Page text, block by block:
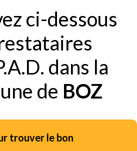
ci-dessous
dans la
de BOZ
trouver le bon